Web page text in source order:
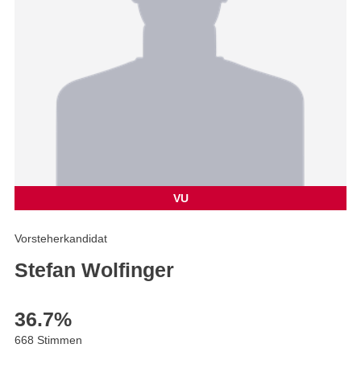
VU
Vorsteherkandidat
Stefan Wolfinger
36.7%
668 Stimmen